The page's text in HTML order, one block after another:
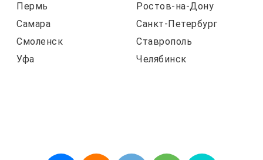
Пермь
Ростов-на-Дону
Самара
Санкт-Петербург
Смоленск
Ставрополь
Уфа
Челябинск